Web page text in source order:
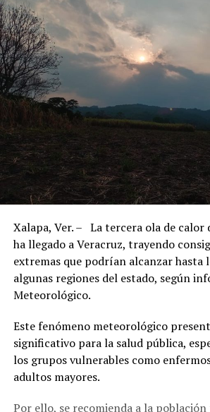
Xalapa, Ver. – La tercera ola de calor
ha llegado a Veracruz, trayendo
extremas que podrían alcanzar hasta
algunas regiones del estado, según
Meteorológico.
Este fenómeno meteorológico
significativo para la salud pública,
los grupos vulnerables como
adultos mayores.
Por ello, se recomienda a la